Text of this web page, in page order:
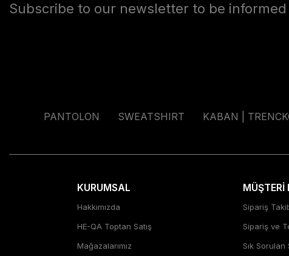
Subscribe to our newsletter to be
PANTOLON SWEATSHIRT KABAN |
KURUMSAL
Hakkımızda
HE-QA Toptan Satış
Mağazalarımız
MÜŞTERİ
Sipariş
Sipariş ve
Sık